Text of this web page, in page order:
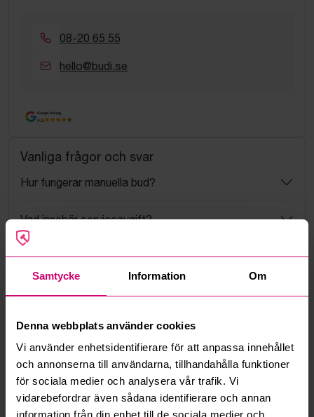
Samtycke Information Om
Denna webbplats använder cookies
Vi använder enhetsidentifierare för att anpassa innehållet
och annonserna till användarna, tillhandahålla funktioner
för sociala medier och analysera vår trafik. Vi
vidarebefordrar även sådana identifierare och annan
information från din enhet till de sociala medier och
08-20 65 55
hello@budi.se
Google Rating
4.5
Vanliga frågor och svar
Hur fungerar manuella bud?
Vad innebär serviceavgift?
Vad är ett reservationspris?
Hur fungerar maxbud?
Hur fungerar budmotorn?
Kan jag ångra ett bud?
Kan ni frakta mina vunna objekt?